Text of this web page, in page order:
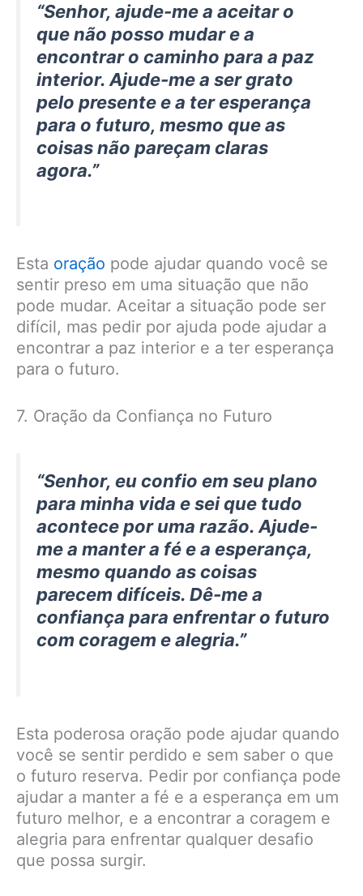
“Senhor, ajude-me a aceitar o
que não posso mudar e a
encontrar o caminho para a paz
interior. Ajude-me a ser grato
pelo presente e a ter esperança
para o futuro, mesmo que as
coisas não pareçam claras
agora.”
Esta oração pode ajudar quando você se
sentir preso em uma situação que não
pode mudar. Aceitar a situação pode ser
difícil, mas pedir por ajuda pode ajudar a
encontrar a paz interior e a ter esperança
para o futuro.
7. Oração da Confiança no Futuro
“Senhor, eu confio em seu plano
para minha vida e sei que tudo
acontece por uma razão. Ajude-
me a manter a fé e a esperança,
mesmo quando as coisas
parecem difíceis. Dê-me a
confiança para enfrentar o futuro
com coragem e alegria.”
Esta poderosa oração pode ajudar quando
você se sentir perdido e sem saber o que
o futuro reserva. Pedir por confiança pode
ajudar a manter a fé e a esperança em um
futuro melhor, e a encontrar a coragem e
alegria para enfrentar qualquer desafio
que possa surgir.